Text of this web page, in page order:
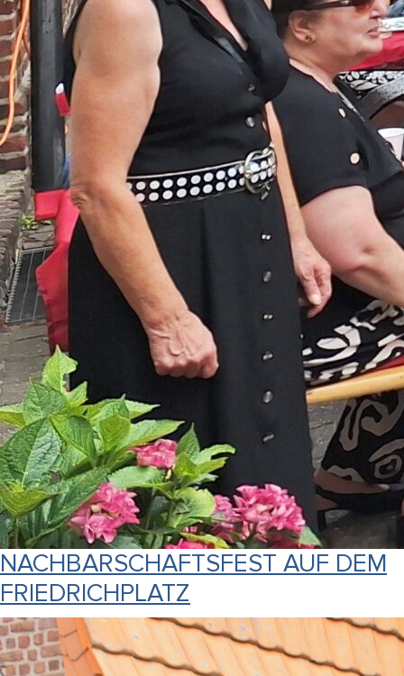
NACHBARSCHAFTSFEST AUF DEM
FRIEDRICHPLATZ